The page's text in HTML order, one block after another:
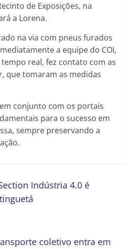
de Exposições, na
a Lorena.
na via com pneus furados
a equipe do COI,
real, fez contato com as
que tomaram as medidas
conjunto com os portais
para o sucesso em
sempre preservando a
Indústria 4.0 é
coletivo entra em